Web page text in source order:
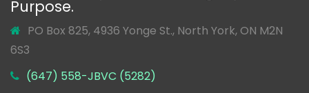
Purpose.
PO Box 825, 4936 Yonge St., North York, ON M2N
6S3
(647) 558-JBVC (5282)